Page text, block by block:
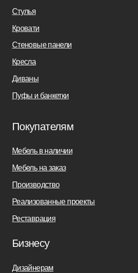
sofas-decor@mail.ru
Заказать звонок